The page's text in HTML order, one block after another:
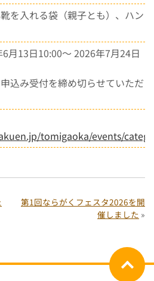
を入れる袋（親子とも）、ハン
月13日10:00～ 2026年7月24日
込み受付を締め切らせていただ
tomigaoka/events/
第1回ならがくフェスタ2026を開
催しました »